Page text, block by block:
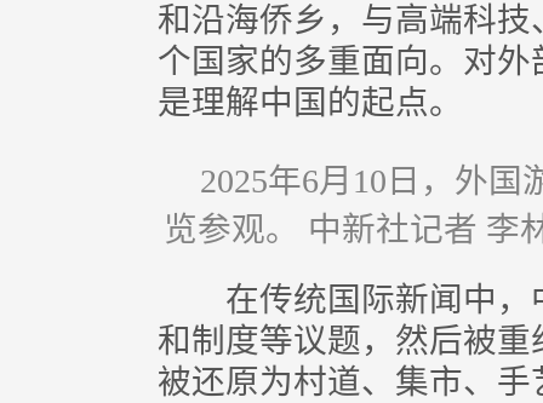
和沿海侨乡，与高端科
个国家的多重面向。对
是理解中国的起点。
2025年6月10日，外
览参观。 中新社记者 李
在传统国际新闻中，
和制度等议题，然后被
被还原为村道、集市、